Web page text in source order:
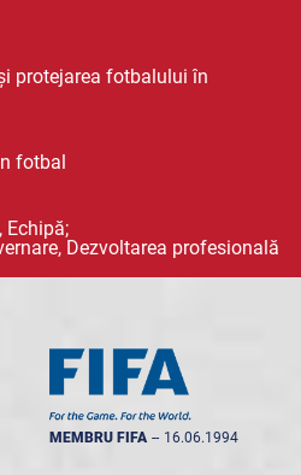
protejarea fotbalului în
fotbal
Echipă;
Dezvoltarea profesională
MEMBRU FIFA -- 16.06.1994